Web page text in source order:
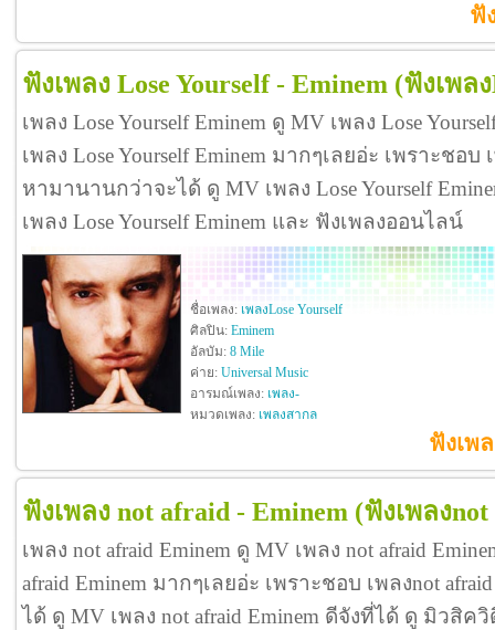
ฟั
ฟังเพลง Lose Yourself - Eminem (ฟังเพล
เพลง Lose Yourself Eminem ดู MV เพลง Lose
เพลง Lose Yourself Eminem มากๆเลยอ่ะ เพราะชอบ
หามานานกว่าจะได้ ดู MV เพลง Lose Yourself
เพลง Lose Yourself Eminem และ ฟังเพลงออนไลน์
ชื่อเพลง: เพลงLose Yourself
ศิลปิน: Eminem
อัลบัม: 8 Mile
ค่าย: Universal Music
อารมณ์เพลง: เพลง-
หมวดเพลง: เพลงสากล
ฟังเพ
ฟังเพลง not afraid - Eminem (ฟังเพลง
เพลง not afraid Eminem ดู MV เพลง not afraid
afraid Eminem มากๆเลยอ่ะ เพราะชอบ เพลงnot
ได้ ดู MV เพลง not afraid Eminem ดีจังที่ได้ ดู มิวสิควิ